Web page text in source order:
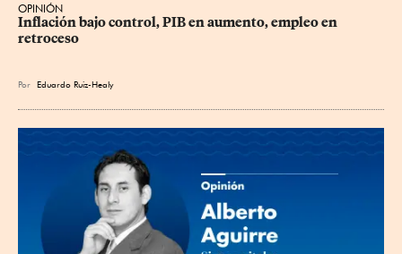
OPINIÓN
Inflación bajo control, PIB en aumento, empleo en
retroceso
Por Eduardo Ruiz-Healy